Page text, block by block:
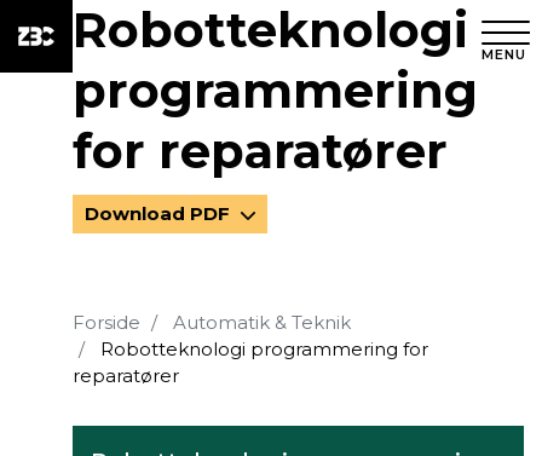
MENU
Robotteknologi
programmering
for reparatører
Download PDF
Forside
Automatik & Teknik
Robotteknologi programmering for
reparatører